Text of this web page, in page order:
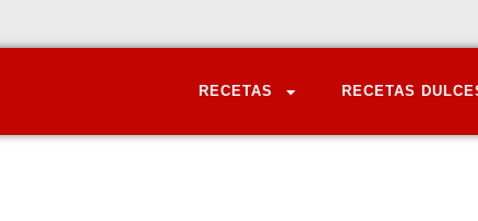
RECETAS RECETAS